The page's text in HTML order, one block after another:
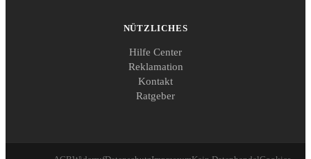
NÜTZLICHES
Hilfe Center
Reklamation
Kontakt
Ratgeber